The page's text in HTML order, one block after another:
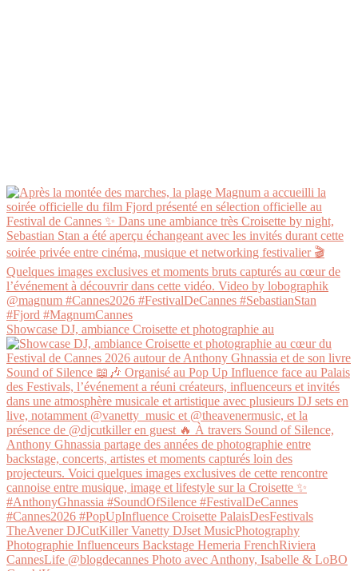
Showcase DJ, ambiance Croisette et photographie au